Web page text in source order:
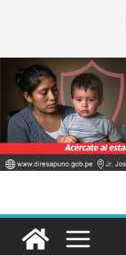
contenido